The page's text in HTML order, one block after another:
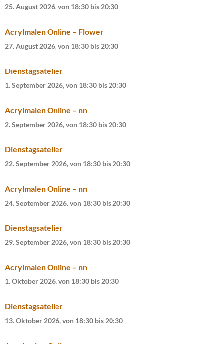
25. August 2026, von 18:30 bis 20:30
Acrylmalen Online – Flower
27. August 2026, von 18:30 bis 20:30
Dienstagsatelier
1. September 2026, von 18:30 bis 20:30
Acrylmalen Online – nn
2. September 2026, von 18:30 bis 20:30
Dienstagsatelier
22. September 2026, von 18:30 bis 20:30
Acrylmalen Online – nn
24. September 2026, von 18:30 bis 20:30
Dienstagsatelier
29. September 2026, von 18:30 bis 20:30
Acrylmalen Online – nn
1. Oktober 2026, von 18:30 bis 20:30
Dienstagsatelier
13. Oktober 2026, von 18:30 bis 20:30